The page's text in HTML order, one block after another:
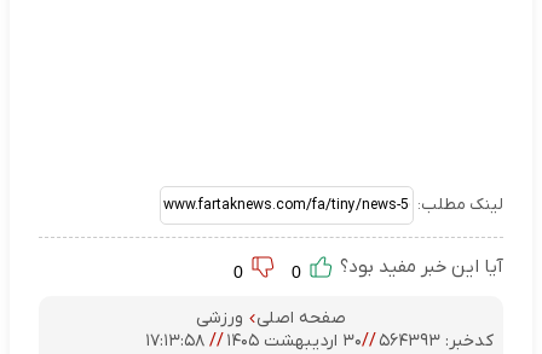
لینک مطلب:
آیا این خبر مفید بود؟
صفحه اصلی
ورزشی
کدخبر: ۵۶۴۳۹۳ //۳۰ اردیبهشت ۱۴۰۵ // ۱۷:۱۳:۵۸